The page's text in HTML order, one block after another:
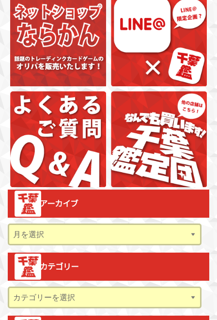
アーカイブ
ー
カ
カテゴリー
テ